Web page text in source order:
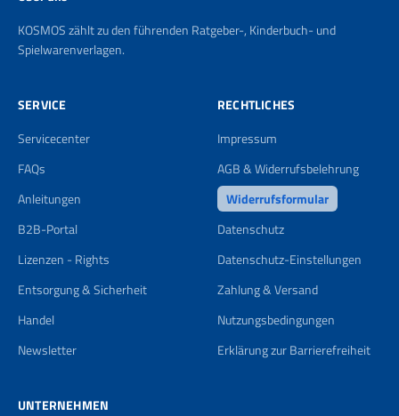
KOSMOS zählt zu den führenden Ratgeber-, Kinderbuch- und
Spielwarenverlagen.
SERVICE
Servicecenter
FAQs
Anleitungen
B2B-Portal
Lizenzen - Rights
Entsorgung & Sicherheit
Handel
Newsletter
RECHTLICHES
Impressum
AGB & Widerrufsbelehrung
Widerrufsformular
Datenschutz
Datenschutz-Einstellungen
Zahlung & Versand
Nutzungsbedingungen
Erklärung zur Barrierefreiheit
UNTERNEHMEN